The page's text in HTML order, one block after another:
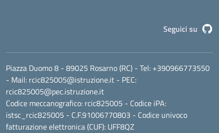
Seguici su
Piazza Duomo 8 - 89025 Rosarno (RC) - Tel: +390966773550
- Mail: rcic825005@istruzione.it - PEC:
rcic825005@pec.istruzione.it
Codice meccanografico: rcic825005 - Codice iPA:
istsc_rcic825005 - C.F.91006770803 - Codice univoco
fatturazione elettronica (CUF): UFF8QZ